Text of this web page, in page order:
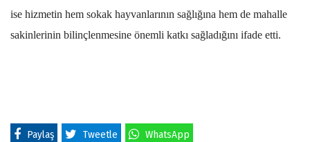
ise hizmetin hem sokak hayvanlarının sağlığına hem de mahalle
sakinlerinin bilinçlenmesine önemli katkı sağladığını ifade etti.
Paylaş Tweetle WhatsApp